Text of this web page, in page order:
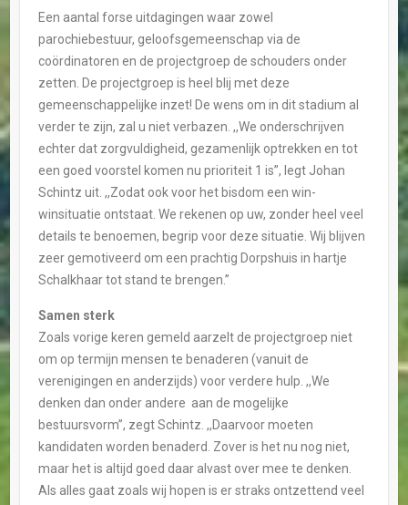
Een aantal forse uitdagingen waar zowel
parochiebestuur, geloofsgemeenschap via de
coördinatoren en de projectgroep de schouders onder
zetten. De projectgroep is heel blij met deze
gemeenschappelijke inzet! De wens om in dit stadium al
verder te zijn, zal u niet verbazen. ,,We onderschrijven
echter dat zorgvuldigheid, gezamenlijk optrekken en tot
een goed voorstel komen nu prioriteit 1 is”, legt Johan
Schintz uit. ,,Zodat ook voor het bisdom een win-
winsituatie ontstaat. We rekenen op uw, zonder heel veel
details te benoemen, begrip voor deze situatie. Wij blijven
zeer gemotiveerd om een prachtig Dorpshuis in hartje
Schalkhaar tot stand te brengen.”
Samen sterk
Zoals vorige keren gemeld aarzelt de projectgroep niet
om op termijn mensen te benaderen (vanuit de
verenigingen en anderzijds) voor verdere hulp. ,,We
denken dan onder andere aan de mogelijke
bestuursvorm”, zegt Schintz. ,,Daarvoor moeten
kandidaten worden benaderd. Zover is het nu nog niet,
maar het is altijd goed daar alvast over mee te denken.
Als alles gaat zoals wij hopen is er straks ontzettend veel